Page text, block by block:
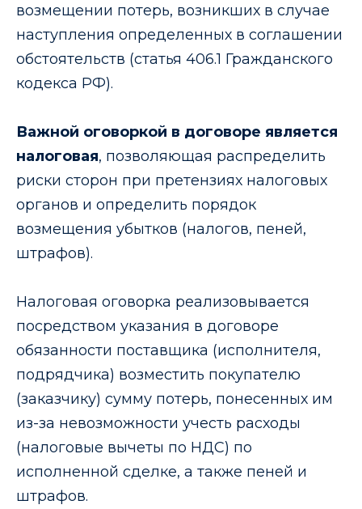
возмещении потерь, возникших в случае
наступления определенных в соглашении
обстоятельств (статья 406.1 Гражданского
кодекса РФ).
Важной оговоркой в договоре является
налоговая, позволяющая распределить
риски сторон при претензиях налоговых
органов и определить порядок
возмещения убытков (налогов, пеней,
штрафов).
Налоговая оговорка реализовывается
посредством указания в договоре
обязанности поставщика (исполнителя,
подрядчика) возместить покупателю
(заказчику) сумму потерь, понесенных им
из-за невозможности учесть расходы
(налоговые вычеты по НДС) по
исполненной сделке, а также пеней и
штрафов.